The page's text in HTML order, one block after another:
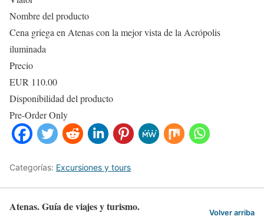
Nombre del producto
Cena griega en Atenas con la mejor vista de la Acrópolis
iluminada
Precio
EUR 110.00
Disponibilidad del producto
Pre-Order Only
Categorías: Excursiones y tours
Atenas. Guía de viajes y turismo. Volver arriba